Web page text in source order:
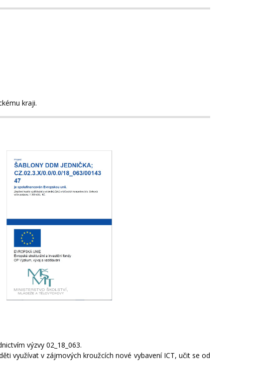
kraji.
výzvy 02_18_063.
využívat v zájmových kroužcích nové vybavení ICT, učit se od